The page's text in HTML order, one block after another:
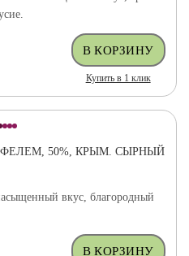
Купить в 1 клик
50%, КРЫМ. СЫРНЫЙ
вкус, благородный